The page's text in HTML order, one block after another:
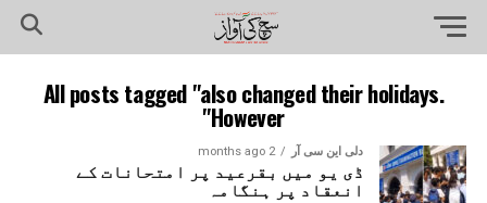
All posts tagged "also changed their holidays.
However"
دلی این سی آر 2 months ago
ڈی یو میں بقرعید پر امتحانات کے
انعقاد پر ہنگامہ